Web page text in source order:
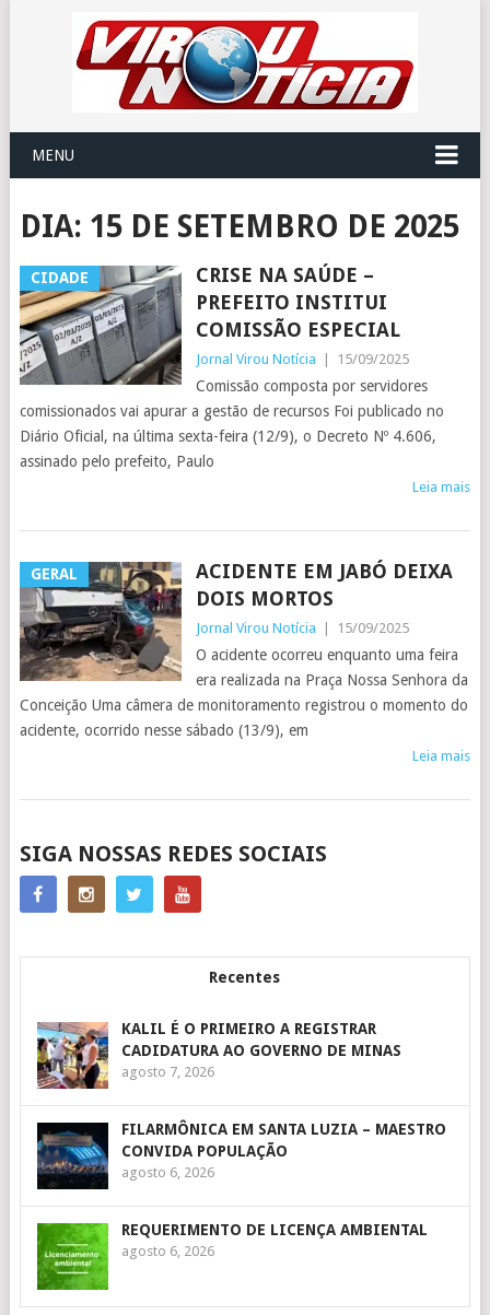
MENU
DIA: 15 DE SETEMBRO DE 2025
CIDADE
CRISE NA SAÚDE –
PREFEITO INSTITUI
COMISSÃO ESPECIAL
Jornal Virou Notícia 15/09/2025
Comissão composta por servidores
comissionados vai apurar a gestão de recursos Foi publicado no
Diário Oficial, na última sexta-feira (12/9), o Decreto Nº 4.606,
assinado pelo prefeito, Paulo
Leia mais
GERAL
ACIDENTE EM JABÓ DEIXA
DOIS MORTOS
Jornal Virou Notícia 15/09/2025
O acidente ocorreu enquanto uma feira
era realizada na Praça Nossa Senhora da
Conceição Uma câmera de monitoramento registrou o momento do
acidente, ocorrido nesse sábado (13/9), em
Leia mais
POSTS
NAVIGATION
SIGA NOSSAS REDES SOCIAIS
Recentes
KALIL É O PRIMEIRO A REGISTRAR
CADIDATURA AO GOVERNO DE MINAS
agosto 7, 2026
FILARMÔNICA EM SANTA LUZIA – MAESTRO
CONVIDA POPULAÇÃO
agosto 6, 2026
REQUERIMENTO DE LICENÇA AMBIENTAL
agosto 6, 2026